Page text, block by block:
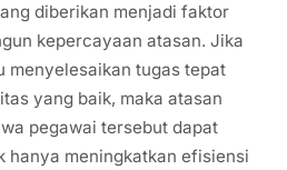
diberikan menjadi faktor
kepercayaan atasan. Jika
menyelesaikan tugas tepat
yang baik, maka atasan
pegawai tersebut dapat
hanya meningkatkan efisiensi